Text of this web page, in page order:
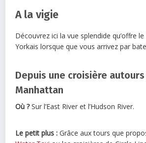
A la vigie
Découvrez ici la vue splendide qu’offre
Yorkais lorsque que vous arrivez par
Depuis une croisière
Manhattan
Où ?Sur l’East River et l’Hudson River.
Le petit plus : Grâce aux tours que